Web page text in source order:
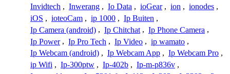
Invidtech , Inwerang , Io Data , ioGear , ion , ionodes ,
iOS , ioteoCam , ip 1000 , Ip Buiten ,
Ip Camera (android) , Ip Chitchat , Ip Phone Camera ,
Ip Power , Ip Pro Tech , Ip Video , ip wamato ,
Ip Webcam (android) , Ip Webcam App , Ip Webcam Pro ,
ip Wifi , Ip-300ptw , Ip-402b , Ip-m-p836v ,